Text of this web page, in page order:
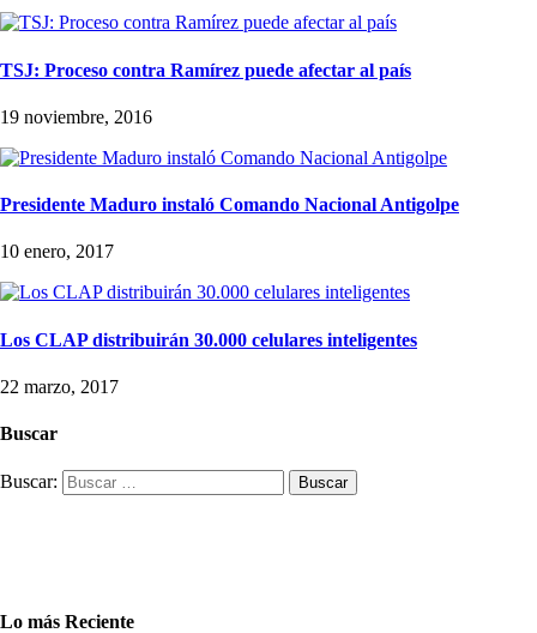
TSJ: Proceso contra Ramírez puede afectar al país
19 noviembre, 2016
Presidente Maduro instaló Comando Nacional Antigolpe
10 enero, 2017
Los CLAP distribuirán 30.000 celulares inteligentes
22 marzo, 2017
Buscar
Buscar:
Lo más Reciente